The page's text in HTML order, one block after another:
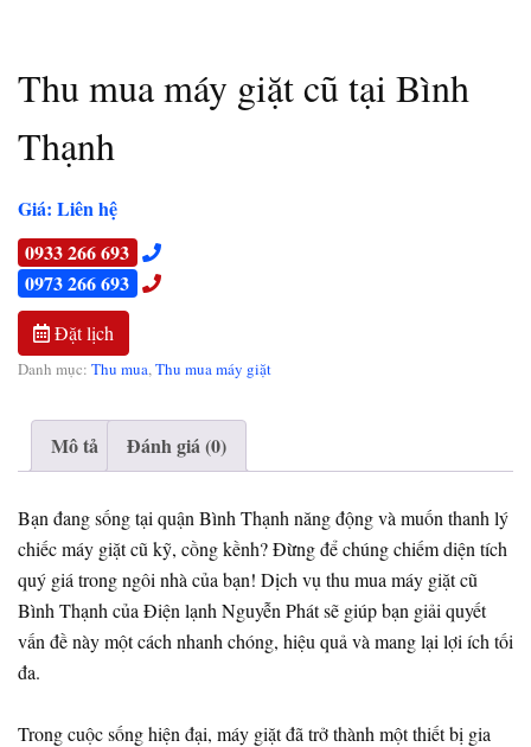
Thu mua máy giặt cũ tại Bình
Thạnh
Giá: Liên hệ
0933 266 693
0973 266 693
Đặt lịch
Danh mục: Thu mua,Thu mua máy giặt
Mô tả Đánh giá (0)
Bạn đang sống tại quận Bình Thạnh năng động và muốn thanh lý
chiếc máy giặt cũ kỹ, cồng kềnh? Đừng để chúng chiếm diện tích
quý giá trong ngôi nhà của bạn! Dịch vụ thu mua máy giặt cũ
Bình Thạnh của Điện lạnh Nguyễn Phát sẽ giúp bạn giải quyết
vấn đề này một cách nhanh chóng, hiệu quả và mang lại lợi ích tối
đa.
Trong cuộc sống hiện đại, máy giặt đã trở thành một thiết bị gia